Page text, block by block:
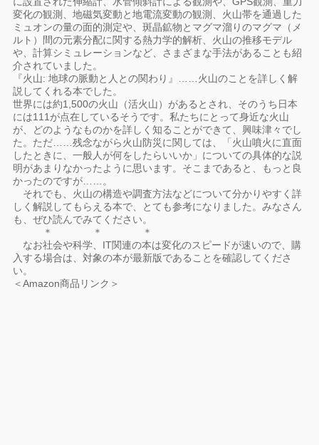
変化の観測、地磁気変動と地電流変動の観測、火山帯を通過した
ミュオンの量の面的測定や、斑晶鉱物とマグマ溜りのマグマ（メ
ルト）間の元素分配に関する熱力学的解析、火山の推移モデル
や、計算シミュレーションなど、さまざまな手法があることも紹
介されていました。
『火山: 地球の脈動と人との関わり』……火山のことを詳しく解
説してくれる本でした。
世界には約1,500の火山（活火山）があるとされ、そのうち日本
には111が点在しているそうです。私たちにとって身近な火山
が、どのようなものかを詳しく知ることができて、興味津々でし
た。ただ……残念ながら火山防災に関しては、「火山噴火に直面
したときに、一般人が何をしたらいいか」についての具体的な説
明があまりなかったように思います。そこまであると、もっと良
かったのですが……。
それでも、火山の構造や調査方法などについて分かりやすく詳
しく解説してもらえる本で、とても参考になりました。みなさん
も、ぜひ読んでみてください。
＊ ＊ ＊
なお社会や科学、IT関連の本は変化のスピードが速いので、購
入する場合は、対象の本が最新版であることを確認してくださ
い。
＜Amazon商品リンク＞